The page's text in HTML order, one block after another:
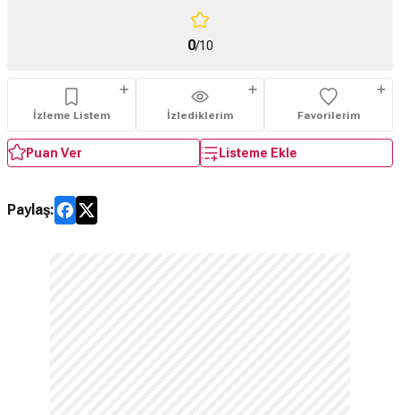
0/10
İzleme Listem İzlediklerim Favorilerim
Puan Ver Listeme Ekle
Paylaş: